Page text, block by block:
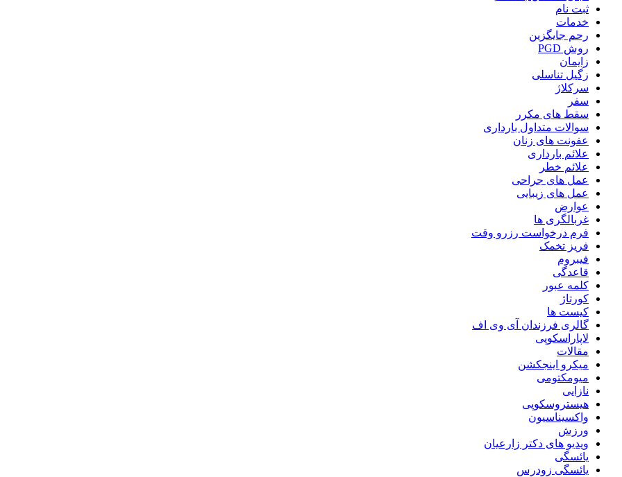
ثبت نام
خدمات
رحم جایگزین
روش PGD
زایمان
زگیل تناسلی
سرکلاژ
سفر
سقط های مکرر
سوالات متداول بارداری
عفونت های زنان
علائم بارداری
علائم خطر
عمل های جراحی
عمل های زیبایی
عوارض
غربالگری ها
فرم درخواست رزرو وقت
فریز تخمک
فیبروم
قاعدگی
کلمه عبور
کورتاژ
کیست ها
گالری فرزندان آی وی اف
لاپاراسکوپی
مقالات
میکرو اینجکشن
میومکتومی
نازایی
هیستروسکوپی
واکسیناسیون
ورزش
ویدیو های دکتر زارعیان
یائسگی
یائسگی زودرس